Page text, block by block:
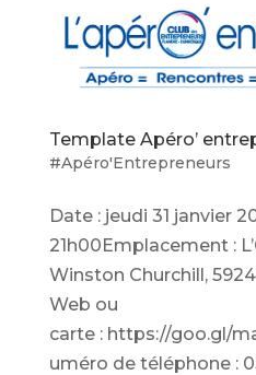
Template Apéro’
#Apéro'Entrepreneurs
Date : jeudi 31 janvier
21h00Emplacement :
Winston Churchill,
Web ou
carte : https://goo.gl/
uméro de téléphone :